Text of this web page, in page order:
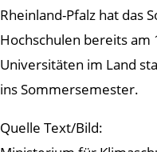
Rheinland-Pfalz hat das
Hochschulen bereits am
Universitäten im Land
ins Sommersemester.
Quelle Text/Bild: